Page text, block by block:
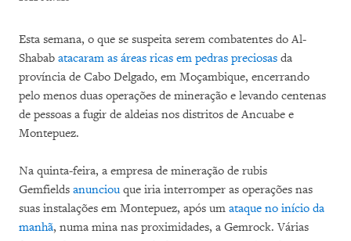
Esta semana, o que se suspeita serem combatentes do Al-
Shabab atacaram as áreas ricas em pedras preciosas da
província de Cabo Delgado, em Moçambique, encerrando
pelo menos duas operações de mineração e levando centenas
de pessoas a fugir de aldeias nos distritos de Ancuabe e
Montepuez.
Na quinta-feira, a empresa de mineração de rubis
Gemfields anunciouque iria interromper as operações nas
suas instalações em Montepuez, após um ataque no início da
manhã, numa mina nas proximidades, a Gemrock. Várias